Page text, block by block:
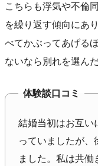
こちらも浮気や不倫
を繰り返す傾向にあ
べてかぶってあげる
ないなら別れを選ん
体験談口コミ
結婚当初はお互い
っていましたが、
ました。私は共